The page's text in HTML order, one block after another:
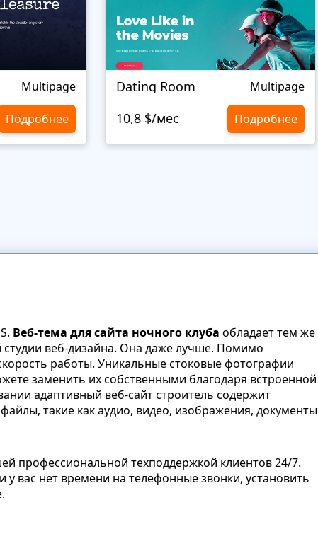
Multipage
Подробнее
Dating Room Multipage
10,8 $/мес Подробнее
Веб-тема для сайта ночного клуба обладает тем же
веб-дизайна. Она даже лучше. Помимо
работы. Уникальные стоковые фотографии
заменить их собственными благодаря встроенной
адаптивный веб-сайт строитель содержит
такие как аудио, видео, изображения, документы
профессиональной техподдержкой клиентов 24/7.
нет времени на телефонные звонки, установить